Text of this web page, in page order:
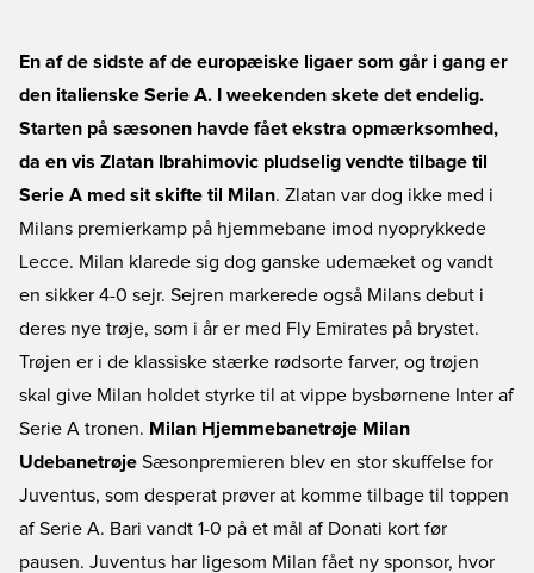
En af de sidste af de europæiske ligaer som går i gang er
den italienske Serie A. I weekenden skete det endelig.
Starten på sæsonen havde fået ekstra opmærksomhed,
da en vis Zlatan Ibrahimovic pludselig vendte tilbage til
Serie A med sit skifte til Milan. Zlatan var dog ikke med i
Milans premierkamp på hjemmebane imod nyoprykkede
Lecce. Milan klarede sig dog ganske udemæket og vandt
en sikker 4-0 sejr. Sejren markerede også Milans debut i
deres nye trøje, som i år er med Fly Emirates på brystet.
Trøjen er i de klassiske stærke rødsorte farver, og trøjen
skal give Milan holdet styrke til at vippe bysbørnene Inter af
Serie A tronen. Milan Hjemmebanetrøje Milan
Udebanetrøje Sæsonpremieren blev en stor skuffelse for
Juventus, som desperat prøver at komme tilbage til toppen
af Serie A. Bari vandt 1-0 på et mål af Donati kort før
pausen. Juventus har ligesom Milan fået ny sponsor, hvor